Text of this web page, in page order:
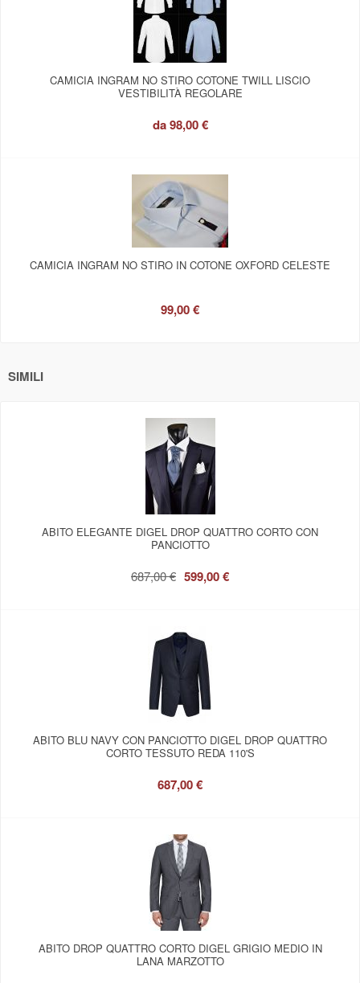
CAMICIA INGRAM NO STIRO COTONE TWILL LISCIO
VESTIBILITÀ REGOLARE
da98,00 €
CAMICIA INGRAM NO STIRO IN COTONE OXFORD CELESTE
99,00 €
SIMILI
ABITO ELEGANTE DIGEL DROP QUATTRO CORTO CON
PANCIOTTO
687,00 € 599,00 €
ABITO BLU NAVY CON PANCIOTTO DIGEL DROP QUATTRO
CORTO TESSUTO REDA 110'S
687,00 €
ABITO DROP QUATTRO CORTO DIGEL GRIGIO MEDIO IN
LANA MARZOTTO